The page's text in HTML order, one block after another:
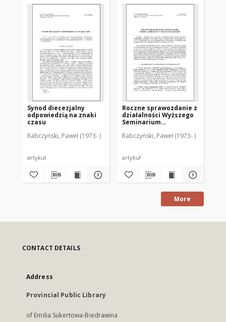
Synod diecezjalny
odpowiedzią na znaki
czasu
Rabczyński, Paweł (1973- )
artykuł
Roczne sprawozdanie z
działalności Wyższego
Seminarium
Warmińskiej
Rabczyński, Paweł (1973- )
artykuł
More
CONTACT DETAILS
Address
Provincial Public Library
of Emilia Sukertowa-Biedrawina